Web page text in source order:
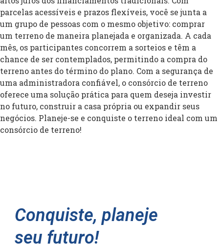
parcelas acessíveis e prazos flexíveis, você se junta a
um grupo de pessoas com o mesmo objetivo: comprar
um terreno de maneira planejada e organizada. A cada
mês, os participantes concorrem a sorteios e têm a
chance de ser contemplados, permitindo a compra do
terreno antes do término do plano. Com a segurança de
uma administradora confiável, o consórcio de terreno
oferece uma solução prática para quem deseja investir
no futuro, construir a casa própria ou expandir seus
negócios. Planeje-se e conquiste o terreno ideal com um
consórcio de terreno!
Conquiste, planeje
seu futuro!